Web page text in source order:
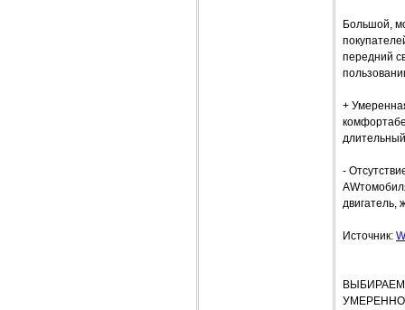
Большой,
передний
+
-
двигатель,
Источник:
ВЫБИРАЕМ